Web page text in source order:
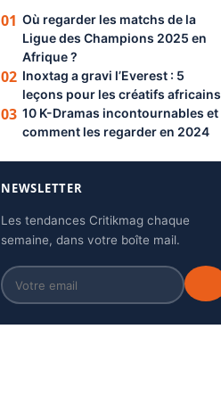
01 Où regarder les matchs de la
Ligue des Champions 2025 en
Afrique ?
02 Inoxtag a gravi l’Everest : 5
leçons pour les créatifs africains
03 10 K-Dramas incontournables et
comment les regarder en 2024
NEWSLETTER
Les tendances Critikmag chaque
semaine, dans votre boîte mail.